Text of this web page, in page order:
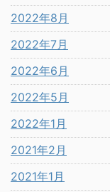
2022年8月
2022年7月
2022年6月
2022年5月
2022年1月
2021年2月
2021年1月